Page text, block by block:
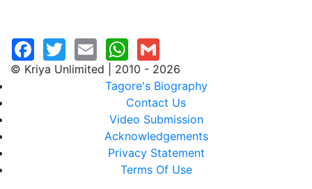
© Kriya Unlimited | 2010 - 2026
Tagore's Biography
Contact Us
Video Submission
Acknowledgements
Privacy Statement
Terms Of Use